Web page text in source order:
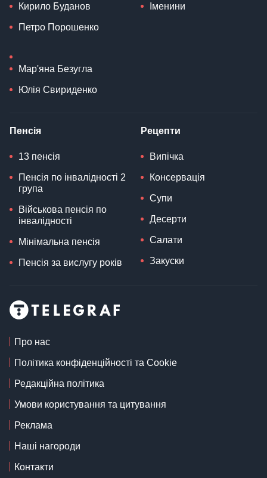
Кирило Буданов
Петро Порошенко
Мар'яна Безугла
Юлія Свириденко
Іменини
Пенсія
13 пенсія
Пенсія по інвалідності 2
група
Військова пенсія по
інвалідності
Мінімальна пенсія
Пенсія за вислугу років
Рецепти
Випічка
Консервація
Супи
Десерти
Салати
Закуски
Про нас
Політика конфіденційності та Cookie
Редакційна політика
Умови користування та цитування
Реклама
Наші нагороди
Контакти